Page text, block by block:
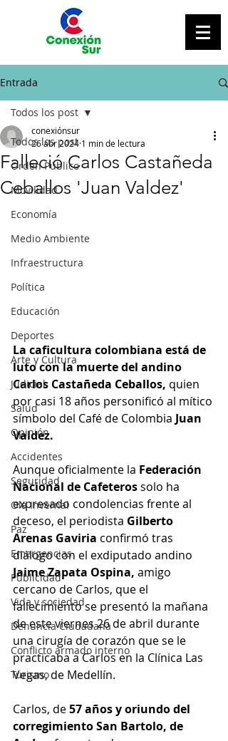
Entrada
Todos los post
Orden Público
Movilidad
Economía
Medio Ambiente
Infraestructura
Política
Educación
Deportes
Arte y Cultura
Judicial
Salud
Opinión
Accidentes
Seguridad
Ola Invernal
Paz
Emergencias
Publicidad
Vida y sociedad
Denuncia Ciudadana
Conflicto armado interno
Turismo
Todos los post
Falleció Carlos Castañeda
Ceballos 'Juan Valdez'
conexiónsur
26 abr 2024 1 min de lectura
La caficultura colombiana está de
luto con la muerte del andino
Carlos Castañeda Ceballos, quien
por casi 18 años personificó al mítico
símbolo del Café de Colombia Juan
Valdez.
Aunque oficialmente la Federación
Nacional de Cafeteros solo ha
expresado condolencias frente al
deceso, el periodista Gilberto
Arenas Gaviria confirmó tras
diálogo con el exdiputado andino
Jaime Zapata Ospina, amigo
cercano de Carlos, que el
fallecimiento se presentó la mañana
de este viernes 26 de abril durante
una cirugía de corazón que se le
practicaba a Carlos en la Clínica Las
Vegas, de Medellín.
Carlos, de 57 años y oriundo del
corregimiento San Bartolo, de